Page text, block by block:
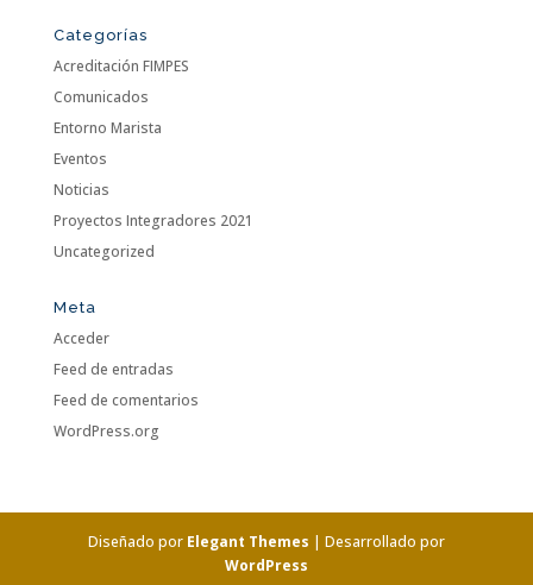
Categorías
Acreditación FIMPES
Comunicados
Entorno Marista
Eventos
Noticias
Proyectos Integradores 2021
Uncategorized
Meta
Acceder
Feed de entradas
Feed de comentarios
WordPress.org
Diseñado por Elegant Themes | Desarrollado por
WordPress